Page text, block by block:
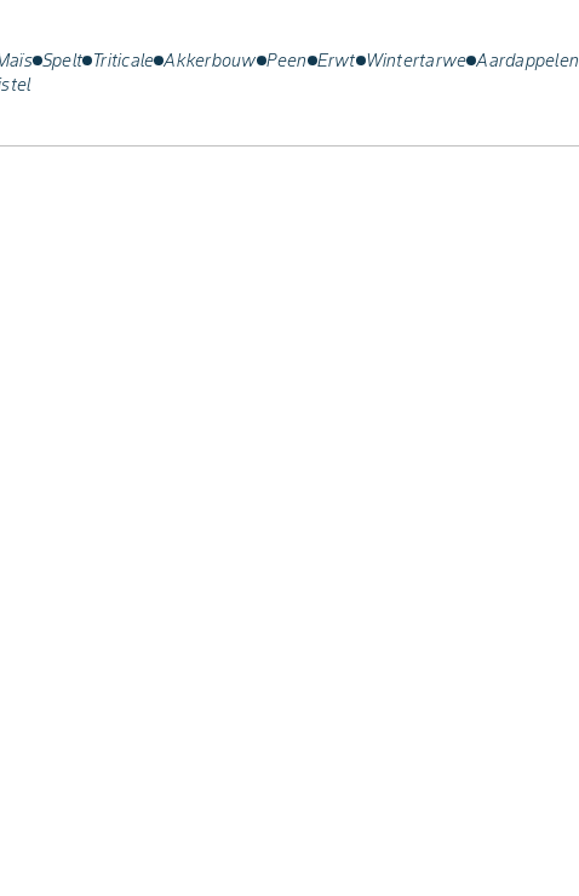
Spelt Triticale Akkerbouw Peen Erwt Wintertarwe Aardappelen